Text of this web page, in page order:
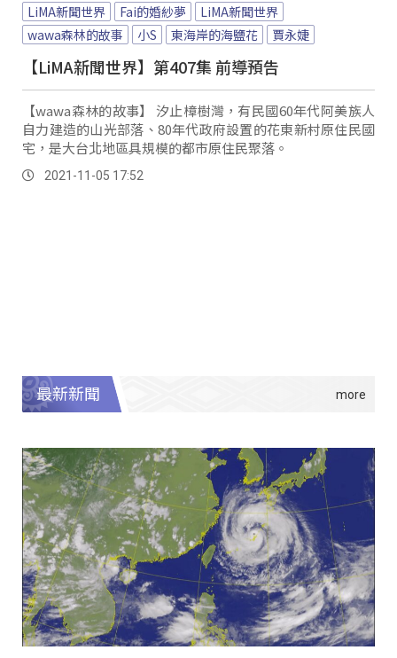
LiMA新聞世界 Fai的婚紗夢
LiMA新聞世界
wawa森林的故事
小S 東海岸的海鹽花 賈永婕
【LiMA新聞世界】第407集 前導預告
【wawa森林的故事】 汐止樟樹灣，有民國60年代阿美族人
自力建造的山光部落、80年代政府設置的花東新村原住民國
宅，是大台北地區具規模的都市原住民聚落。
2021-11-05 17:52
最新新聞